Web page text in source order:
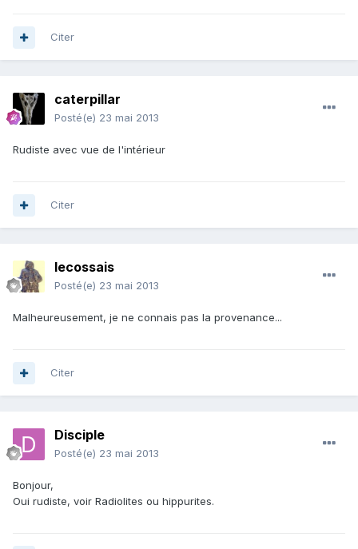
Citer
caterpillar
Posté(e) 23 mai 2013
Rudiste avec vue de l'intérieur
Citer
lecossais
Posté(e) 23 mai 2013
Malheureusement, je ne connais pas la provenance...
Citer
Disciple
Posté(e) 23 mai 2013
Bonjour,
Oui rudiste, voir Radiolites ou hippurites.